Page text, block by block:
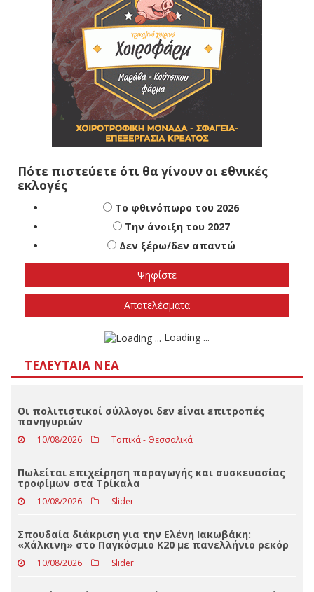
Πότε πιστεύετε ότι θα γίνουν οι εθνικές
εκλογές
Το φθινόπωρο του 2026
Την άνοιξη του 2027
Δεν ξέρω/δεν απαντώ
ΤΕΛΕΥΤΑΊΑ ΝΈΑ
Οι πολιτιστικοί σύλλογοι δεν είναι επιτροπές
πανηγυριών
10/08/2026 Τοπικά - Θεσσαλικά
Πωλείται επιχείρηση παραγωγής και συσκευασίας
τροφίμων στα Τρίκαλα
10/08/2026 Slider